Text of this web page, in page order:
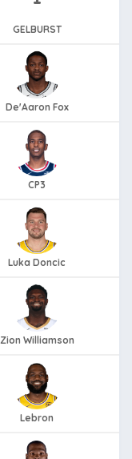
GELBURST
De'Aaron Fox
CP3
Luka Doncic
Zion Williamson
Lebron